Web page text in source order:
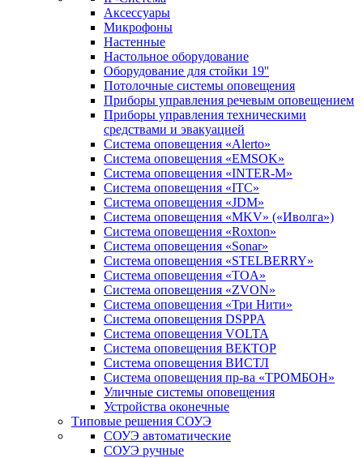
Аксессуары
Микрофоны
Настенные
Настольное оборудование
Оборудование для стойки 19''
Потолочные системы оповещения
Приборы управления речевым оповещением
Приборы управления техническими
средствами и эвакуацией
Система оповещения «Alerto»
Система оповещения «EMSOK»
Система оповещения «INTER-M»
Система оповещения «ITC»
Система оповещения «JDM»
Система оповещения «MKV» («Иволга»)
Система оповещения «Roxton»
Система оповещения «Sonar»
Система оповещения «STELBERRY»
Система оповещения «TOA»
Система оповещения «ZVON»
Система оповещения «Три Нити»
Система оповещения DSPPA
Система оповещения VOLTA
Система оповещения ВЕКТОР
Система оповещения ВИСТЛ
Система оповещения пр-ва «ТРОМБОН»
Уличные системы оповещения
Устройства оконечные
Типовые решения СОУЭ
СОУЭ автоматические
СОУЭ ручные